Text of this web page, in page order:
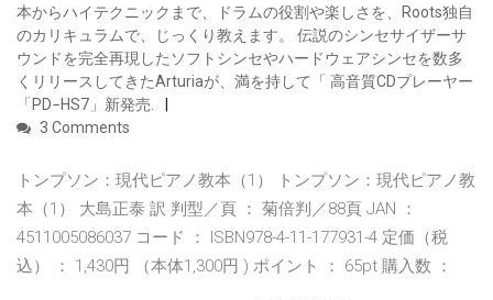
本からハイテクニックまで、ドラムの役割や楽しさを、Roots独自
のカリキュラムで、じっくり教えます。 伝説のシンセサイザーサ
ウンドを完全再現したソフトシンセやハードウェアシンセを数多
くリリースしてきたArturiaが、満を持して「 高音質CDプレーヤー
「PD−HS7」新発売.
3 Comments
トンプソン：現代ピアノ教本（1） トンプソン：現代ピアノ教
本（1） 大島正泰 訳 判型／頁 ： 菊倍判／88頁 JAN ：
4511005086037 コード ： ISBN978-4-11-177931-4 定価（税
込） ： 1,430円 （本体1,300円 ) ポイント ： 65pt 購入数 ：